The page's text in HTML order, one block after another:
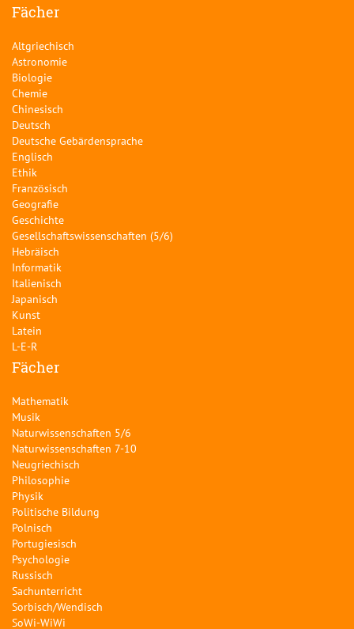
Fächer
Altgriechisch
Astronomie
Biologie
Chemie
Chinesisch
Deutsch
Deutsche Gebärdensprache
Englisch
Ethik
Französisch
Geografie
Geschichte
Gesellschaftswissenschaften (5/6)
Hebräisch
Informatik
Italienisch
Japanisch
Kunst
Latein
L-E-R
Fächer
Mathematik
Musik
Naturwissenschaften 5/6
Naturwissenschaften 7-10
Neugriechisch
Philosophie
Physik
Politische Bildung
Polnisch
Portugiesisch
Psychologie
Russisch
Sachunterricht
Sorbisch/Wendisch
SoWi-WiWi